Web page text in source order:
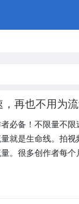
再也不用为
必备！不限量不
就是生命线。拍
。很多创作者每